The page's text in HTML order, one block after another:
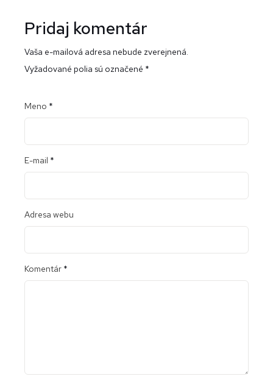
Pridaj komentár
Vaša e-mailová adresa nebude zverejnená.
Vyžadované polia sú označené *
Komentár *
Meno *
E-mail *
Adresa webu